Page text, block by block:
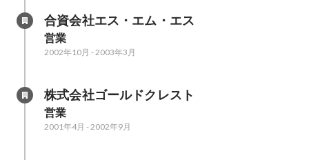
合資会社エス・エム・エス
営業
2002年10月 -2003年3月
株式会社ゴールドクレスト
営業
2001年4月 -2002年9月